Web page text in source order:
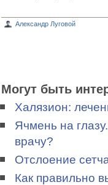
Александр Луговой
Могут быть
Халязион:
Ячмень на
врачу?
Отслоение
Как правильно